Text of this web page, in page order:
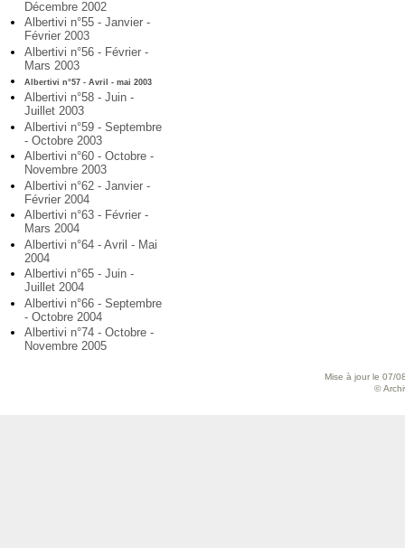
Décembre 2002
Albertivi n°55 - Janvier -
Février 2003
Albertivi n°56 - Février -
Mars 2003
Albertivi n°57 - Avril - mai 2003
Albertivi n°58 - Juin -
Juillet 2003
Albertivi n°59 - Septembre
- Octobre 2003
Albertivi n°60 - Octobre -
Novembre 2003
Albertivi n°62 - Janvier -
Février 2004
Albertivi n°63 - Février -
Mars 2004
Albertivi n°64 - Avril - Mai
2004
Albertivi n°65 - Juin -
Juillet 2004
Albertivi n°66 - Septembre
- Octobre 2004
Albertivi n°74 - Octobre -
Novembre 2005
Mise à jour le 07/
©